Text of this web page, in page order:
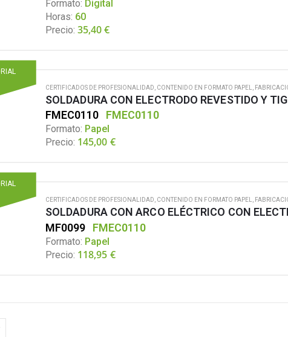
Formato: Digital
Horas: 60
Precio: 35,40€
CERTIFICADOS DE PROFESIONALIDAD CONTENIDO EN FORMATO PAPEL
SOLDADURA CON ELECTRODO REVESTIDO Y TIG
FMEC0110
FMEC0110
Formato: Papel
Precio: 145,00 €
CERTIFICADOS DE PROFESIONALIDAD, CONTENIDO EN FORMATO PAPEL,
SOLDADURA CON ARCO ELÉCTRICO CON
MF0099
FMEC0110
Formato: Papel
Precio: 118,95 €